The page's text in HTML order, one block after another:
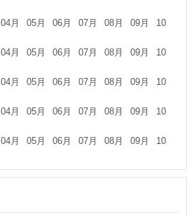
04月 05月 06月 07月 08月 09月
10
04月 05月 06月 07月 08月 09月
10
04月 05月 06月 07月 08月 09月
10
04月 05月 06月 07月 08月 09月
10
04月 05月 06月 07月 08月 09月
10